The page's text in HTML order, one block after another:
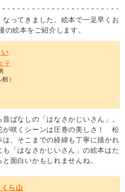
ってきました。絵本で一足早くお
絵本をご紹介します。
子
）
ばなしの「はなさかじいさん」。
が咲くシーンは圧巻の美しさ！ 松
、そこまでの経緯も丁寧に描かれ
「はなさかじいさん」の絵本はた
面白いかもしれませんね。
ら山